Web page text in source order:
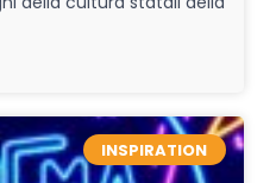
INSPIRATION